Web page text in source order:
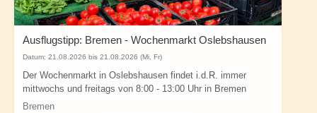
Ausflugstipp: Bremen - Wochenmarkt Oslebshausen
Datum: 21.08.2026 bis 21.08.2026 (Mi, Fr)
Der Wochenmarkt in Oslebshausen findet i.d.R. immer
mittwochs und freitags von 8:00 - 13:00 Uhr in Bremen
(Regine-Hildebrandt-Platz, 28239 Bremen)...
Bremen